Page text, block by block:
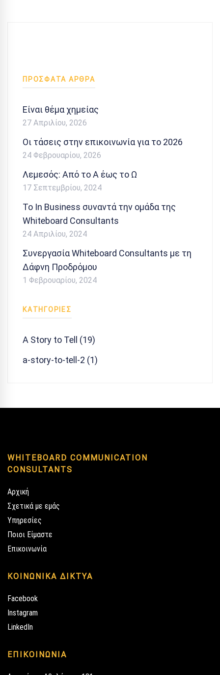
ΠΡΟΣΦΑΤΑ ΑΡΘΡΑ
Είναι θέμα χημείας
27 Απριλίου, 2026
Οι τάσεις στην επικοινωνία για το 2026
24 Φεβρουαρίου, 2026
Λεμεσός: Από το Α έως το Ω
17 Σεπτεμβρίου, 2024
Το In Business συναντά την ομάδα της
Whiteboard Consultants
24 Απριλίου, 2024
Συνεργασία Whiteboard Consultants με τη
Δάφνη Προδρόμου
1 Φεβρουαρίου, 2024
KΑΤΗΓΟΡΙΕΣ
A Story to Tell (19)
a-story-to-tell-2 (1)
WHITEBOARD COMMUNICATION
CONSULTANTS
Αρχική
Σχετικά με εμάς
Υπηρεσίες
Ποιοι Είμαστε
Επικοινωνία
ΚΟΙΝΩΝΙΚΑ ΔΙΚΤΥΑ
Facebook
Instagram
LinkedIn
ΕΠΙΚΟΙΝΩΝΙΑ